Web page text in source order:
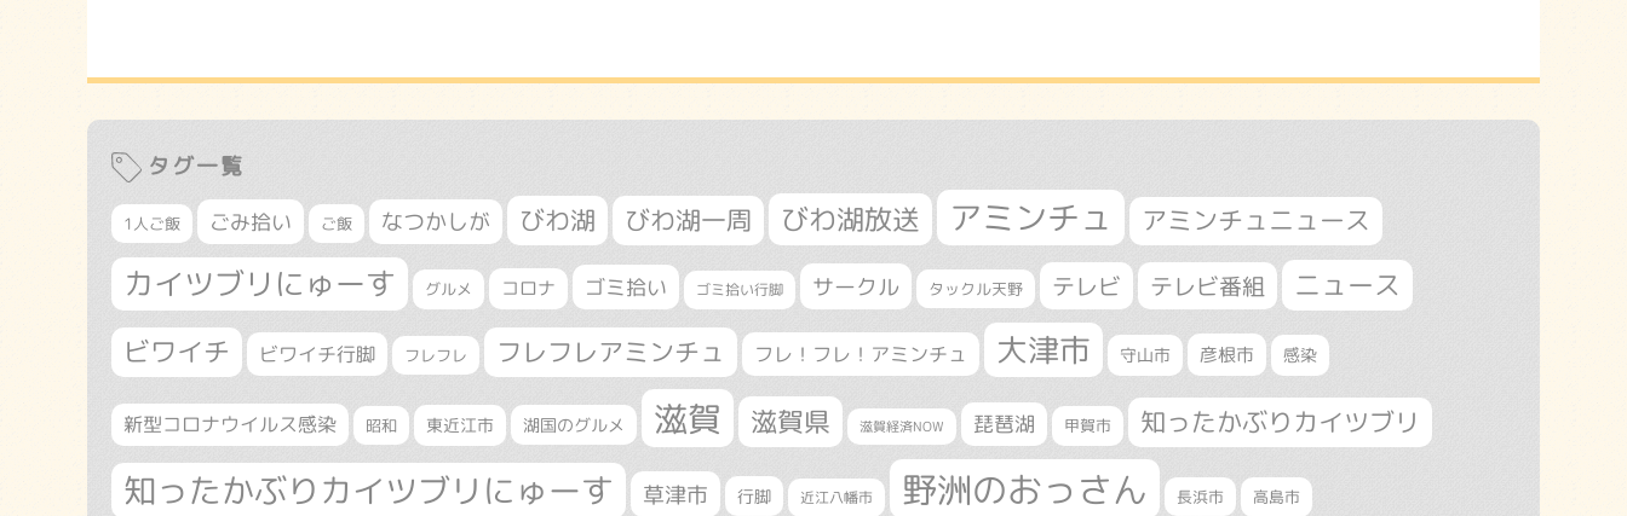
タグ一覧
1人ご飯 ごみ拾い ご飯 なつかしが びわ湖 びわ湖一周 びわ湖放送 アミンチュ アミンチュニュース
カイツブリにゅーす グルメ コロナ ゴミ拾い ゴミ拾い行脚 サークル タックル天野 テレビ テレビ番組 ニュース
ビワイチ ビワイチ行脚 フレフレ フレフレアミンチュ フレ！フレ！アミンチュ 大津市 守山市 彦根市 感染
新型コロナウイルス感染 昭和 東近江市 湖国のグルメ 滋賀 滋賀県 滋賀経済NOW 琵琶湖 甲賀市 知ったかぶりカイツブリ
知ったかぶりカイツブリにゅーす 草津市 行脚 近江八幡市 野洲のおっさん 長浜市 高島市